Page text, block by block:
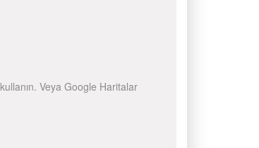
Veya Google Haritalar